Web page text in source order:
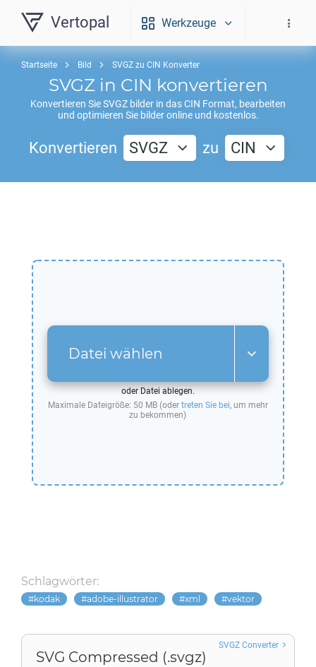
Vertopal Werkzeuge
Startseite Bild SVGZ zu CIN Konverter
SVGZin CIN konvertieren
Konvertieren SieSVGZ bilder in dasCIN Format, bearbeiten
und optimieren Sie bilder online und kostenlos.
Konvertieren SVGZ zu CIN
Datei wählen
oder Datei ablegen.
Maximale Dateigröße: 50 MB (oder treten Sie bei, um mehr
zu bekommen)
Schlagwörter:
kodak adobe-illustrator xml vektor
SVG Compressed (.svgz)
SVGZ Converter